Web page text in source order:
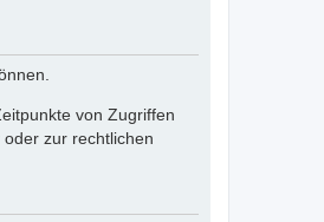
von Zugriffen
zur rechtlichen